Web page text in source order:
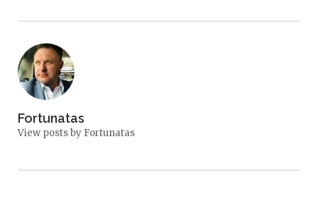
Fortunatas
View posts by Fortunatas